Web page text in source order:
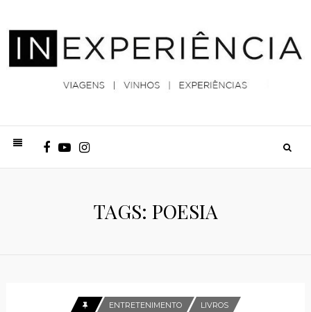
TAGS: POESIA
ENTRETENIMENTO LIVROS